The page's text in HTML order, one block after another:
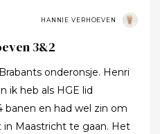
HANNIE VERHOEVEN
3&2
ik heb als HGE lid
en had wel zin om
in Maastricht te gaan. Het